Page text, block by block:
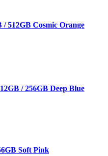
/ 512GB Cosmic Orange
/ 256GB Deep Blue
Soft Pink